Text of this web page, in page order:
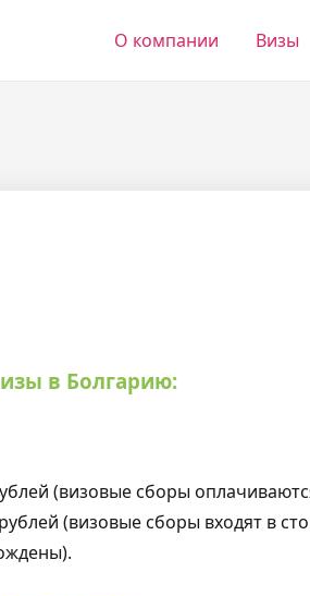
О компании Визы
в Болгарию:
(визовые сборы
(визовые сборы входят в